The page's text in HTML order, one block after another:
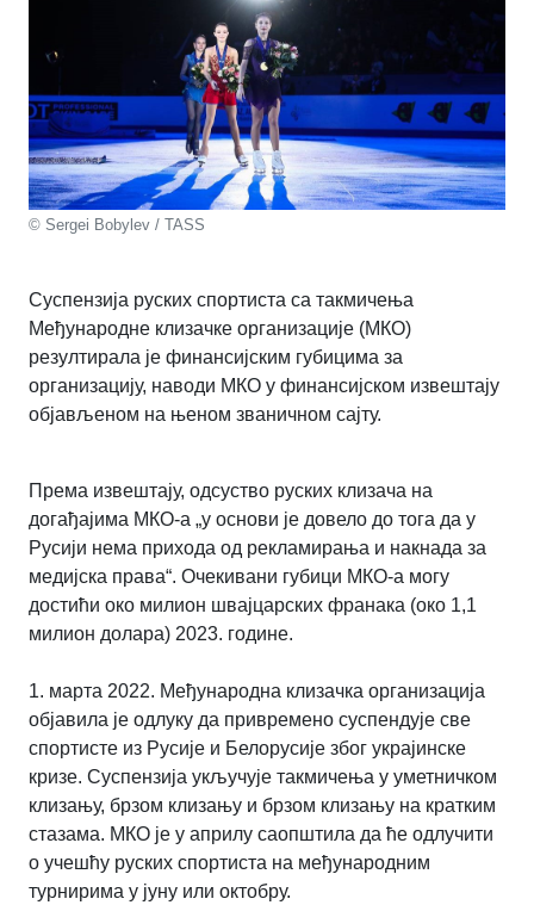
© Sergei Bobylev / TASS
Суспензија руских спортиста са такмичења
Међународне клизачке организације (МКО)
резултирала је финансијским губицима за
организацију, наводи МКО у финансијском извештају
објављеном на њеном званичном сајту.
Према извештају, одсуство руских клизача на
догађајима МКО-а „у основи је довело до тога да у
Русији нема прихода од рекламирања и накнада за
медијска права“. Очекивани губици МКО-а могу
достићи око милион швајцарских франака (око 1,1
милион долара) 2023. године.
1. марта 2022. Међународна клизачка организација
објавила је одлуку да привремено суспендује све
спортисте из Русије и Белорусије због украјинске
кризе. Суспензија укључује такмичења у уметничком
клизању, брзом клизању и брзом клизању на кратким
стазама. МКО је у априлу саопштила да ће одлучити
о учешћу руских спортиста на међународним
турнирима у јуну или октобру.